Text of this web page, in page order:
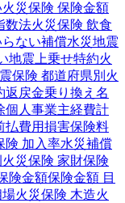
火災保険 保険金額
数法火災保険 飲食
らない補償水災地震
地震上乗せ特約火
保険 都道府県別 火
返戻金乗り換え 名
個人事業主経費計
払費用損害保険料
険 加入率水災補償
火災保険 家財保険
険金額保険金額 目
場火災保険 木造火